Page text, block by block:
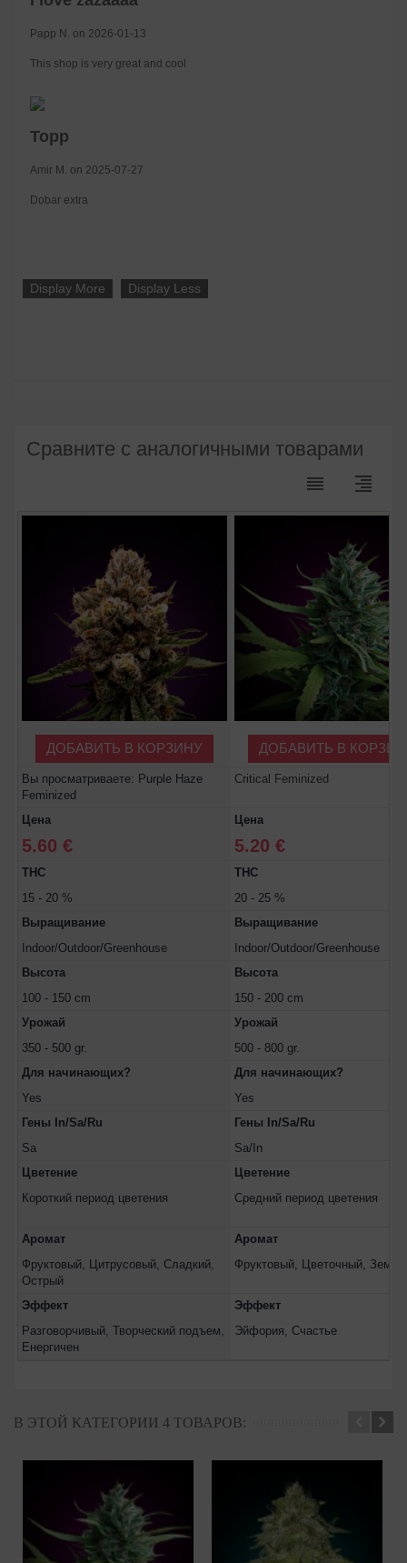
Papp N. on 2026-01-13
This shop is very great and cool
Topp
Amir M. on 2025-07-27
Dobar extra
Display More Display Less
Сравните с аналогичными товарами
reorder format_align_right
ДОБАВИТЬ В КОРЗИНУ ДОБАВИТЬ В
Вы просматриваете: Purple Haze
Feminized
Critical Feminized
Цена
5.60 €
Цена
5.20 €
THC
15 - 20 %
THC
20 - 25 %
Выращивание
Indoor/Outdoor/Greenhouse
Выращивание
Indoor/Outdoor/Greenhouse
Высота
100 - 150 cm
Высота
150 - 200 cm
Урожай
350 - 500 gr.
Урожай
500 - 800 gr.
Для начинающих?
Yes
Для начинающих?
Yes
Гены In/Sa/Ru
Sa
Гены In/Sa/Ru
Sa/In
Цветение
Короткий период цветения
Цветение
Средний период цветения
Аромат
Фруктовый, Цитрусовый, Сладкий,
Острый
Аромат
Фруктовый, Цветочный,
Эффект
Разговорчивый, Творческий подъем,
Енергичен
Эффект
Эйфория, Счастье
В ЭТОЙ КАТЕГОРИИ 4 ТОВАРОВ: